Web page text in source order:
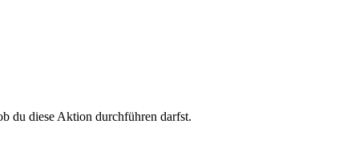
du diese Aktion durchführen darfst.